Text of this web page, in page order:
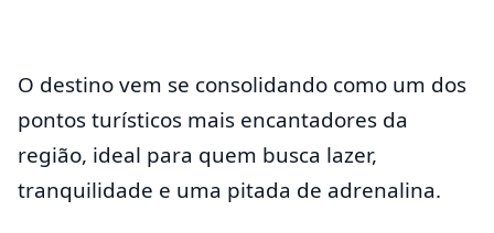
O destino vem se consolidando como um dos
pontos turísticos mais encantadores da
região, ideal para quem busca lazer,
tranquilidade e uma pitada de adrenalina.